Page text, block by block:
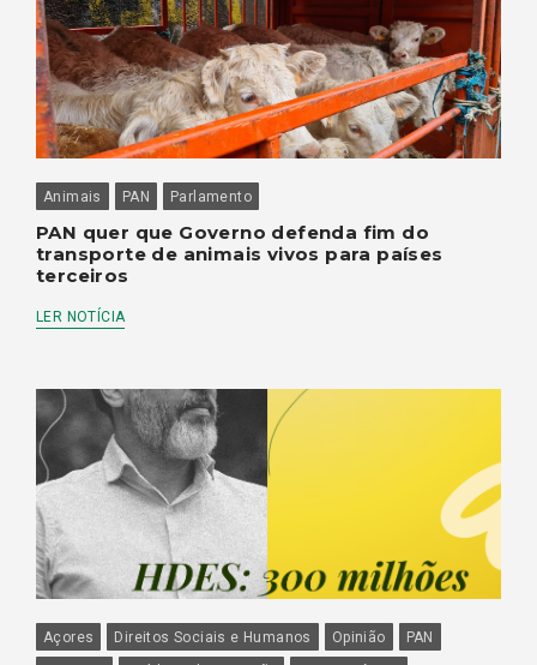
Animais PAN Parlamento
PAN quer que Governo defenda fim do
transporte de animais vivos para países
terceiros
LER NOTÍCIA
Açores Direitos Sociais e Humanos Opinião
PAN